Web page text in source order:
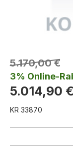
5.170,00 €
3% Online-
5.014,90 €
KR 33870